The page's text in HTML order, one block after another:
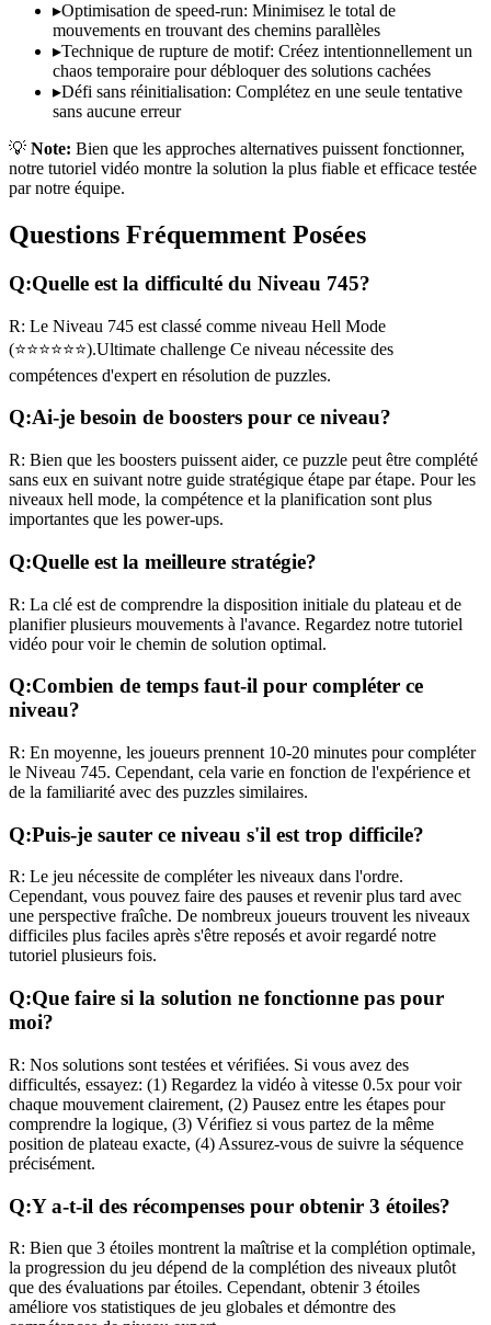
▸Optimisation de speed-run: Minimisez le total de
mouvements en trouvant des chemins parallèles
▸Technique de rupture de motif: Créez intentionnellement un
chaos temporaire pour débloquer des solutions cachées
▸Défi sans réinitialisation: Complétez en une seule tentative
sans aucune erreur
💡 Note: Bien que les approches alternatives puissent fonctionner,
notre tutoriel vidéo montre la solution la plus fiable et efficace testée
par notre équipe.
Questions Fréquemment Posées
Q:Quelle est la difficulté du Niveau 745?
R: Le Niveau 745 est classé comme niveau Hell Mode
(⭐⭐⭐⭐⭐⭐).Ultimate challenge Ce niveau nécessite des
compétences d'expert en résolution de puzzles.
Q:Ai-je besoin de boosters pour ce niveau?
R: Bien que les boosters puissent aider, ce puzzle peut être complété
sans eux en suivant notre guide stratégique étape par étape. Pour les
niveaux hell mode, la compétence et la planification sont plus
importantes que les power-ups.
Q:Quelle est la meilleure stratégie?
R: La clé est de comprendre la disposition initiale du plateau et de
planifier plusieurs mouvements à l'avance. Regardez notre tutoriel
vidéo pour voir le chemin de solution optimal.
Q:Combien de temps faut-il pour compléter ce
niveau?
R: En moyenne, les joueurs prennent 10-20 minutes pour compléter
le Niveau 745. Cependant, cela varie en fonction de l'expérience et
de la familiarité avec des puzzles similaires.
Q:Puis-je sauter ce niveau s'il est trop difficile?
R: Le jeu nécessite de compléter les niveaux dans l'ordre.
Cependant, vous pouvez faire des pauses et revenir plus tard avec
une perspective fraîche. De nombreux joueurs trouvent les niveaux
difficiles plus faciles après s'être reposés et avoir regardé notre
tutoriel plusieurs fois.
Q:Que faire si la solution ne fonctionne pas pour
moi?
R: Nos solutions sont testées et vérifiées. Si vous avez des
difficultés, essayez: (1) Regardez la vidéo à vitesse 0.5x pour voir
chaque mouvement clairement, (2) Pausez entre les étapes pour
comprendre la logique, (3) Vérifiez si vous partez de la même
position de plateau exacte, (4) Assurez-vous de suivre la séquence
précisément.
Q:Y a-t-il des récompenses pour obtenir 3 étoiles?
R: Bien que 3 étoiles montrent la maîtrise et la complétion optimale,
la progression du jeu dépend de la complétion des niveaux plutôt
que des évaluations par étoiles. Cependant, obtenir 3 étoiles
améliore vos statistiques de jeu globales et démontre des